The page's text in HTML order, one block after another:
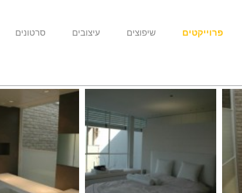
פרוייקטים שיפוצים עיצובים סרטונים